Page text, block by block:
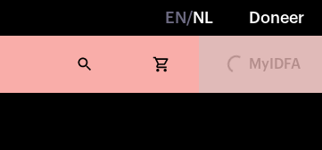
EN /NL Doneer
Loading...
MyIDFA